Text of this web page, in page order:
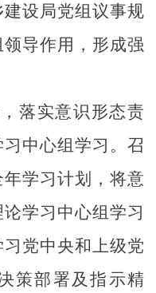
建设局党组议事规
导作用，形成强
落实意识形态责
中心组学习。召
学习计划，将意
学习中心组学习
党中央和上级党
策部署及指示精